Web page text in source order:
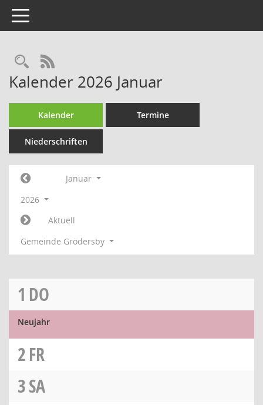
Toggle navigation
Rechercheauswahl
RSS-Feed
Kalender 2026 Januar
Kalender Termine
Niederschriften
Januar
2026
Aktuell
Gemeinde Grödersby
1 DO
Neujahr
2FR
3SA